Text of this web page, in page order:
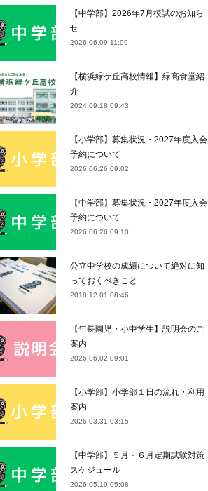
【中学部】2026年7月模試のお知ら
せ
2026.06.09 11:09
【横浜緑ケ丘高校情報】緑高食堂紹
介
2024.09.18 09:43
【小学部】募集状況・2027年度入会
予約について
2026.06.26 09:02
【中学部】募集状況・2027年度入会
予約について
2026.06.26 09:10
公立中学校の成績について絶対に知
っておくべきこと
2018.12.01 08:46
【年長園児・小中学生】説明会のご
案内
2026.06.02 09:01
【小学部】小学部１日の流れ・利用
案内
2026.03.31 03:15
【中学部】５月・６月定期試験対策
スケジュール
2026.05.19 05:08